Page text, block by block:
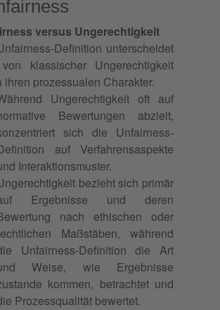
versus Ungerechtigkeit
Definition unterscheidet
klassischer Ungerechtigkeit
ihren prozessualen Charakter.
Ungerechtigkeit oft auf
Bewertungen abzielt,
sich die Unfairness-
auf Verfahrensaspekte
Interaktionsmuster.
bezieht sich primär
Ergebnisse und deren
nach ethischen oder
Maßstäben, während
Unfairness-Definition die Art
Weise, wie Ergebnisse
kommen, betrachtet und
Prozessqualität bewertet.